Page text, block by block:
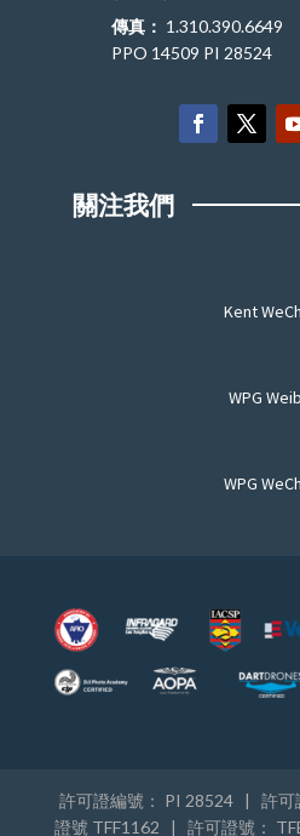
傳真： 1.310.390.6649
PPO 14509 PI 28524
關注我們
Kent
WPG
WPG
許可證編號： PI 28524 | 許
證號 TFF1162 | 許可證號：